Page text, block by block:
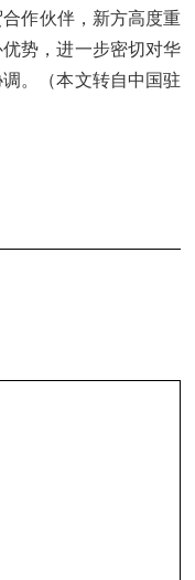
作伙伴，新方高度重
势，进一步密切对华
。（本文转自中国驻